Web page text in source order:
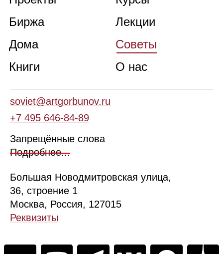
Биржа
Дома
Книги
Лекции
Советы
О нас
soviet@artgorbunov.ru
+7 495 646‑84‑89
Запрещённые слова
Подробнее...
Большая Новодмитровская улица,
36, строение 1
Москва, Россия, 127015
Реквизиты